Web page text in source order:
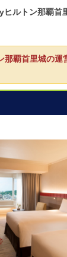
ヒルトン那覇首
那覇首里城の運